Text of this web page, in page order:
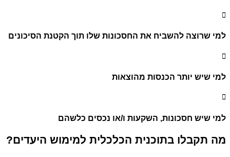
למי שרוצה להשביח את החסכונות שלו תוך הקטנת הסיכונים
למי שיש יותר הכנסות מהוצאות
למי שיש חסכונות, השקעות ו/או נכסים כלשהם
מה תקבלו בתוכנית הכלכלית למימוש היעדים?